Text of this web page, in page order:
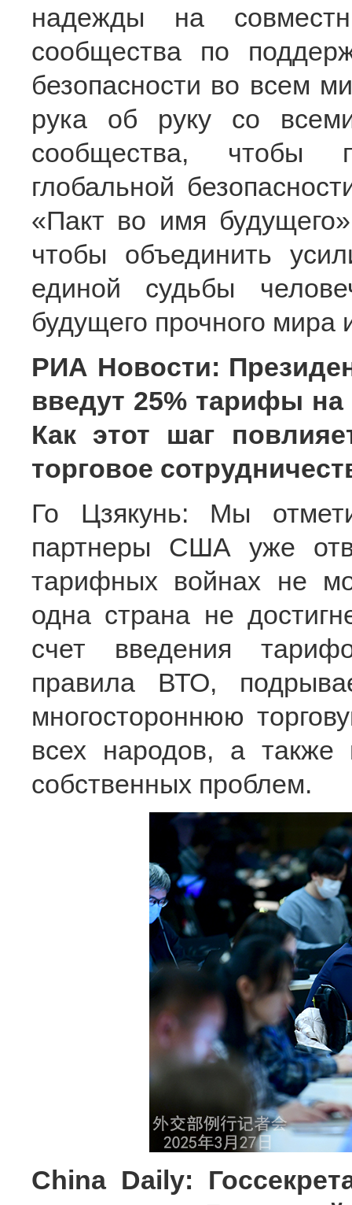
надежды на
сообщества по
безопасности во всем
рука об руку со
сообщества, чтобы
глобальной
«Пакт во имя
чтобы объединить
единой судьбы
будущего прочного мира
РИА Новости:
введут 25% тарифы
Как этот шаг
торговое
Го Цзякунь: Мы
партнеры США уже
тарифных войнах не
одна страна не
счет введения
правила ВТО,
многостороннюю
всех народов, а также
собственных проблем.
China Daily: